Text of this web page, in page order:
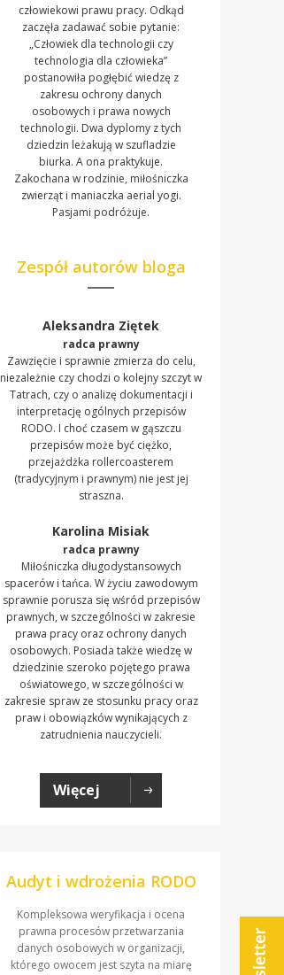
człowiekowi prawu pracy. Odkąd
zaczęła zadawać sobie pytanie:
„Człowiek dla technologii czy
technologia dla człowieka”
postanowiła pogłębić wiedzę z
zakresu ochrony danych
osobowych i prawa nowych
technologii. Dwa dyplomy z tych
dziedzin leżakują w szufladzie
biurka. A ona praktykuje.
Zakochana w rodzinie, miłośniczka
zwierząt i maniaczka aerial yogi.
Pasjami podróżuje.
Zespół autorów bloga
Aleksandra Ziętek
radca prawny
Zawzięcie i sprawnie zmierza do celu,
niezależnie czy chodzi o kolejny szczyt w
Tatrach, czy o analizę dokumentacji i
interpretację ogólnych przepisów
RODO. I choć czasem w gąszczu
przepisów może być ciężko,
przejażdżka rollercoasterem
(tradycyjnym i prawnym) nie jest jej
straszna.
Karolina Misiak
radca prawny
Miłośniczka długodystansowych
spacerów i tańca. W życiu zawodowym
sprawnie porusza się wśród przepisów
prawnych, w szczególności w zakresie
prawa pracy oraz ochrony danych
osobowych. Posiada także wiedzę w
dziedzinie szeroko pojętego prawa
oświatowego, w szczególności w
zakresie spraw ze stosunku pracy oraz
praw i obowiązków wynikających z
zatrudnienia nauczycieli.
Więcej
Audyt i wdrożenia RODO
Kompleksowa weryfikacja i ocena
prawna procesów przetwarzania
danych osobowych w organizacji,
którego owocem jest szyta na miarę